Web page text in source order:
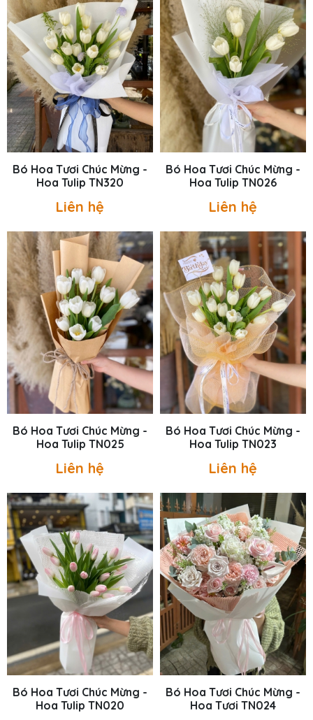
Bó Hoa Tươi Chúc Mừng -
Hoa Tulip TN320
Liên hệ
Bó Hoa Tươi Chúc Mừng -
Hoa Tulip TN026
Liên hệ
Bó Hoa Tươi Chúc Mừng -
Hoa Tulip TN025
Liên hệ
Bó Hoa Tươi Chúc Mừng -
Hoa Tulip TN023
Liên hệ
Bó Hoa Tươi Chúc Mừng -
Hoa Tulip TN020
Bó Hoa Tươi Chúc Mừng -
Hoa Tươi TN024